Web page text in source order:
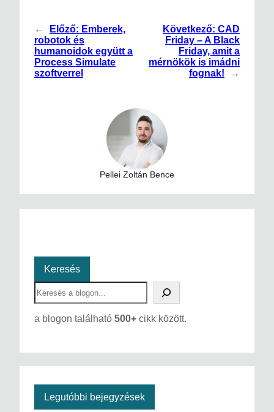
← Előző: Emberek,
robotok és
humanoidok együtt a
Process Simulate
szoftverrel
Következő: CAD
Friday – A Black
Friday, amit a
mérnökök is imádni
fognak!
→
Pellei Zoltán Bence
Keresés
S
e
r
a blogon található 500+ cikk között.
Legutóbbi bejegyzések